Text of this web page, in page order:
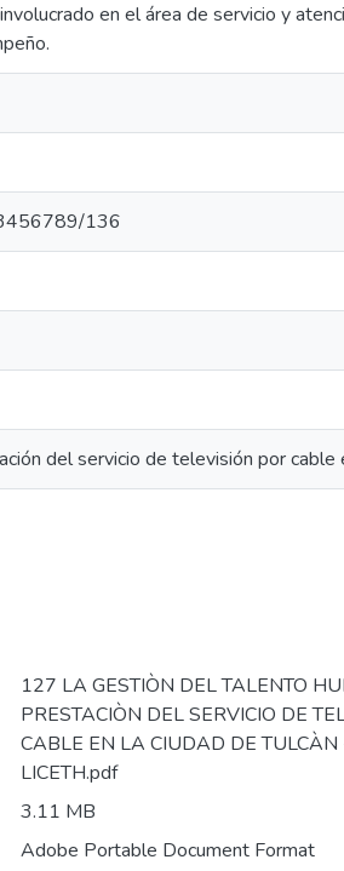
en el área de servicio y
136
del servicio de televisión por cable
127 LA GESTIÒN DEL TALENTO
PRESTACIÒN DEL SERVICIO DE
CABLE EN LA CIUDAD DE
LICETH.pdf
3.11 MB
Adobe Portable Document Format